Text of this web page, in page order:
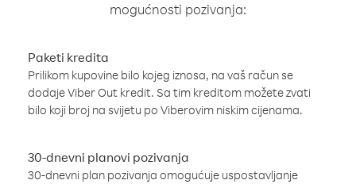
mogućnosti pozivanja:
Paketi kredita
Prilikom kupovine bilo kojeg iznosa, na vaš račun se
dodaje Viber Out kredit. Sa tim kreditom možete zvati
bilo koji broj na svijetu po Viberovim niskim cijenama.
30-dnevni planovi pozivanja
30-dnevni plan pozivanja omogućuje uspostavljanje